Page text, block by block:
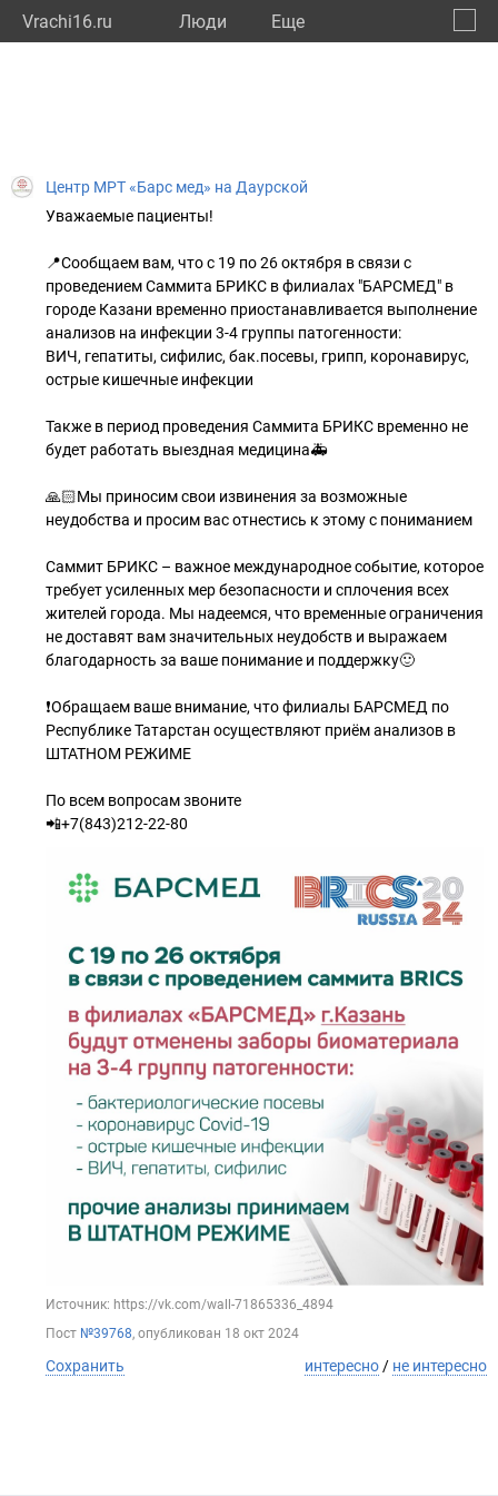
Vrachi16.ru Люди Eще
Центр МРТ «Барс мед» на Даурской
Уважаемые пациенты!
📍Сообщаем вам, что с 19 по 26 октября в связи с
проведением Саммита БРИКС в филиалах "БАРСМЕД" в
городе Казани временно приостанавливается выполнение
анализов на инфекции 3-4 группы патогенности:
ВИЧ, гепатиты, сифилис, бак.посевы, грипп, коронавирус,
острые кишечные инфекции
Также в период проведения Саммита БРИКС временно не
будет работать выездная медицина🚑
🙏🏻Мы приносим свои извинения за возможные
неудобства и просим вас отнестись к этому с пониманием
Саммит БРИКС – важное международное событие, которое
требует усиленных мер безопасности и сплочения всех
жителей города. Мы надеемся, что временные ограничения
не доставят вам значительных неудобств и выражаем
благодарность за ваше понимание и поддержку🙂
❗️Обращаем ваше внимание, что филиалы БАРСМЕД по
Республике Татарстан осуществляют приём анализов в
ШТАТНОМ РЕЖИМЕ
По всем вопросам звоните
📲+7(843)212-22-80
Источник: https://vk.com/wall-71865336_4894
Пост №39768, опубликован 18 окт 2024
Сохранить интересно / не интересно